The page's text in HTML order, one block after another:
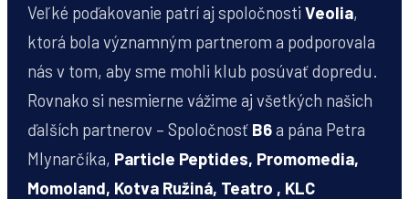
Veľké poďakovanie patrí aj spoločnostiVeolia,
ktorá bola významným partnerom a podporovala
nás v tom, aby sme mohli klub posúvať dopredu.
Rovnako si nesmierne vážime aj všetkých našich
ďalších partnerov – Spoločnosť B6a pána Petra
Mlynarčíka, Particle Peptides, Promomedia,
Momoland, Kotva Ružiná, Teatro , KLC